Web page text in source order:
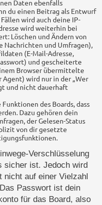
Daten ebenfalls
du einen Beitrag als Entwurf
wird auch deine IP-
wird weiterhin bei
Löschen und Ändern von
Nachrichten und Umfragen),
(E-Mail-Adresse,
und gescheiterte
Browser übermittelte
Agent) wird nur in der „Wer
und nicht dauerhaft
des Boards, dass
Dazu gehören dein
der Gelesen-Status
von dir gesetzte
Verschlüsselung
sicher ist. Jedoch wird
auf einer Vielzahl
Passwort ist dein
für das Board, also